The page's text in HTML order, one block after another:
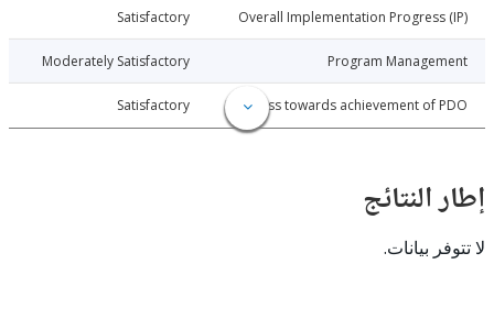
Overall Implementation
Satisfactory
Program
Moderately Satisfactory
01-23
Progress towards achievement of
Satisfactory
بيانات.